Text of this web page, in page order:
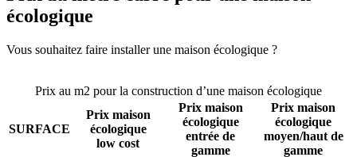
écologique
Vous souhaitez faire installer une maison écologique ?
Prix au m2 pour la construction d’une maison écologique
SURFACE
Prix maison
écologique
low cost
Prix maison
écologique
entrée de
gamme
Prix maison
écologique
moyen/haut de
gamme